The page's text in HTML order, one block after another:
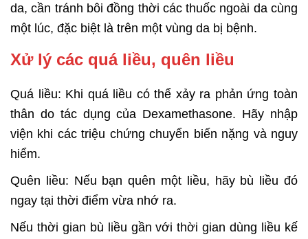
da, cần tránh bôi đồng thời các thuốc ngoài da cùng
một lúc, đặc biệt là trên một vùng da bị bệnh.
Xử lý các quá liều, quên liều
Quá liều: Khi quá liều có thể xảy ra phản ứng toàn
thân do tác dụng của Dexamethasone. Hãy nhập
viện khi các triệu chứng chuyển biến nặng và nguy
hiểm.
Quên liều: Nếu bạn quên một liều, hãy bù liều đó
ngay tại thời điểm vừa nhớ ra.
Nếu thời gian bù liều gần với thời gian dùng liều kế